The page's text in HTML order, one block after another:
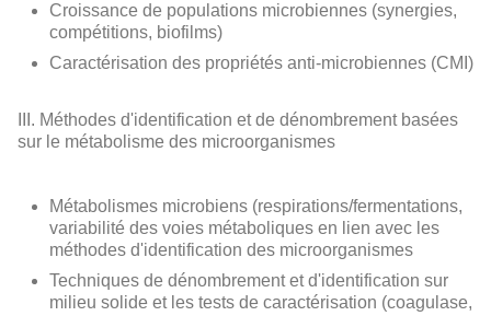
Croissance de populations microbiennes (synergies,
compétitions, biofilms)
Caractérisation des propriétés anti-microbiennes (CMI)
III. Méthodes d'identification et de dénombrement basées
sur le métabolisme des microorganismes
Métabolismes microbiens (respirations/fermentations,
variabilité des voies métaboliques en lien avec les
méthodes d'identification des microorganismes
Techniques de dénombrement et d'identification sur
milieu solide et les tests de caractérisation (coagulase,